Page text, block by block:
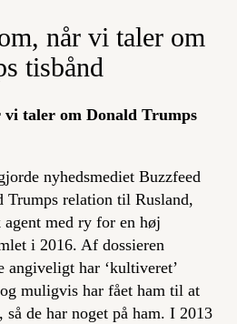
når vi taler om
tisbånd
taler om Donald Trumps
nyhedsmediet Buzzfeed
Trumps relation til Rusland,
med ry for en høj
i 2016. Af dossieren
angiveligt har ‘kultiveret’
muligvis har fået ham til at
de har noget på ham. I 2013